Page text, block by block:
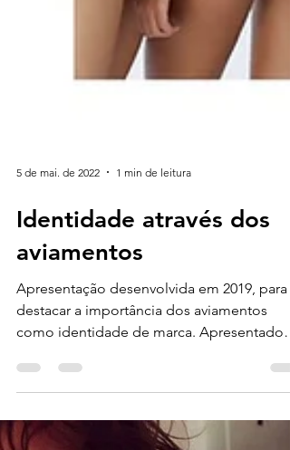
5 de mai. de 2022 1 min de leitura
Identidade através dos
Apresentação desenvolvida em 2019, para
destacar a importância dos aviamentos